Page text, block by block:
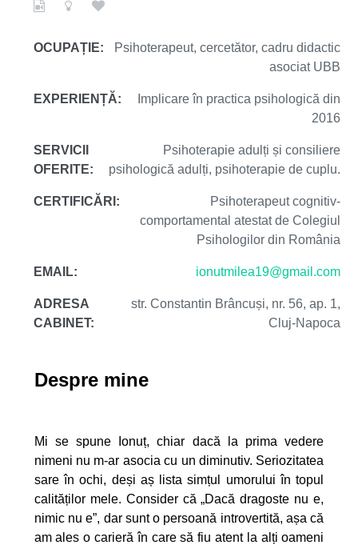
OCUPAȚIE:
Psihoterapeut, cercetător, cadru didactic
asociat UBB
EXPERIENȚĂ:
Implicare în practica psihologică din
2016
SERVICII
OFERITE:
Psihoterapie adulți și consiliere
psihologică adulți, psihoterapie de cuplu.
CERTIFICĂRI:
Psihoterapeut cognitiv-
comportamental atestat de Colegiul
Psihologilor din România
EMAIL: ionutmilea19@gmail.com
ADRESA
CABINET:
str. Constantin Brâncuși, nr. 56, ap. 1,
Cluj-Napoca
Despre mine
Mi se spune Ionuț, chiar dacă la prima vedere
nimeni nu m-ar asocia cu un diminutiv. Seriozitatea
sare în ochi, deși aș lista simțul umorului în topul
calităților mele. Consider că „Dacă dragoste nu e,
nimic nu e”, dar sunt o persoană introvertită, așa că
am ales o carieră în care să fiu atent la alți oameni